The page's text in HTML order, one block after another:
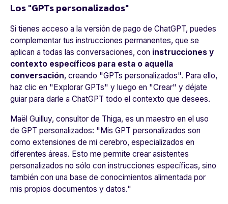
Los "GPTs personalizados"
Si tienes acceso a la versión de pago de ChatGPT, puedes
complementar tus instrucciones permanentes, que se
aplican a todas las conversaciones, con instrucciones y
contexto específicos para esta o aquella
conversación, creando "GPTs personalizados". Para ello,
haz clic en "Explorar GPTs" y luego en "Crear" y déjate
guiar para darle a ChatGPT todo el contexto que desees.
Maël Guilluy, consultor de Thiga, es un maestro en el uso
de GPT personalizados: "Mis GPT personalizados son
como extensiones de mi cerebro, especializados en
diferentes áreas. Esto me permite crear asistentes
personalizados no sólo con instrucciones específicas, sino
también con una base de conocimientos alimentada por
mis propios documentos y datos."